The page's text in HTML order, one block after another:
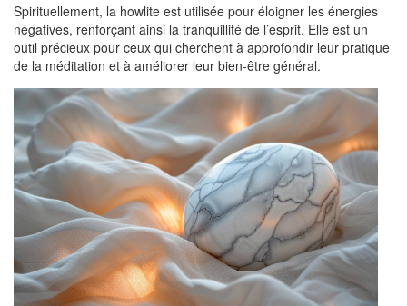
Spirituellement, la howlite est utilisée pour éloigner les énergies
négatives, renforçant ainsi la tranquillité de l’esprit. Elle est un
outil précieux pour ceux qui cherchent à approfondir leur pratique
de la méditation et à améliorer leur bien-être général.